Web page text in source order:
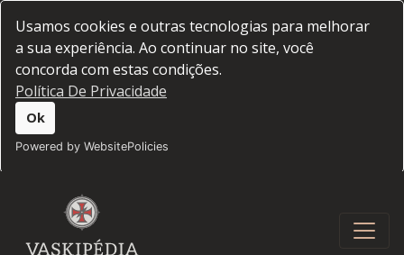
Usamos cookies e outras tecnologias para melhorar
a sua experiência. Ao continuar no site, você
concorda com estas condições.
Política De Privacidade
Ok
Powered by WebsitePolicies